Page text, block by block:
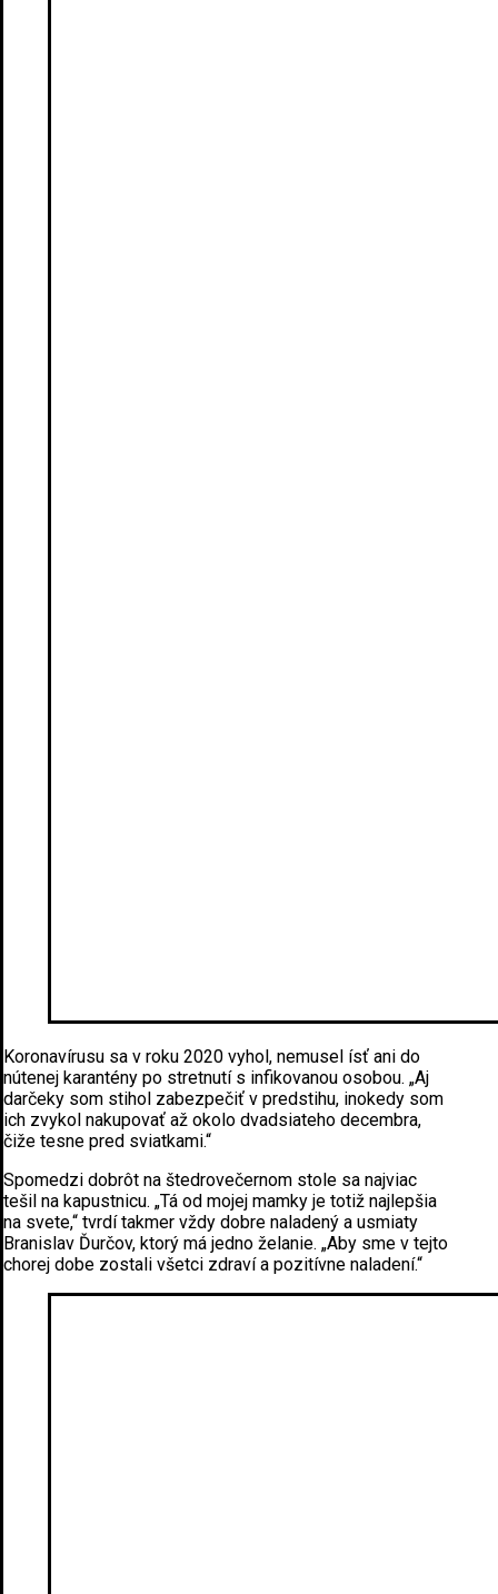
Koronavírusu sa v roku 2020 vyhol, nemusel ísť ani do
nútenej karantény po stretnutí s infikovanou osobou. „Aj
darčeky som stihol zabezpečiť v predstihu, inokedy som
ich zvykol nakupovať až okolo dvadsiateho decembra,
čiže tesne pred sviatkami.“
Spomedzi dobrôt na štedrovečernom stole sa najviac
tešil na kapustnicu. „Tá od mojej mamky je totiž najlepšia
na svete,“ tvrdí takmer vždy dobre naladený a usmiaty
Branislav Ďurčov, ktorý má jedno želanie. „Aby sme v tejto
chorej dobe zostali všetci zdraví a pozitívne naladení.“